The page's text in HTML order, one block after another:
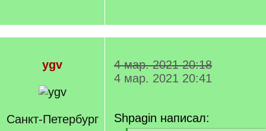
ygv
Санкт-Петербург
4 мар. 2021 20:18
4 мар. 2021 20:41
Shpagin написал: